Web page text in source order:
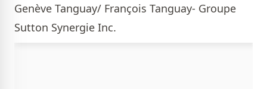
Genève Tanguay/ François Tanguay- Groupe
Sutton Synergie Inc.